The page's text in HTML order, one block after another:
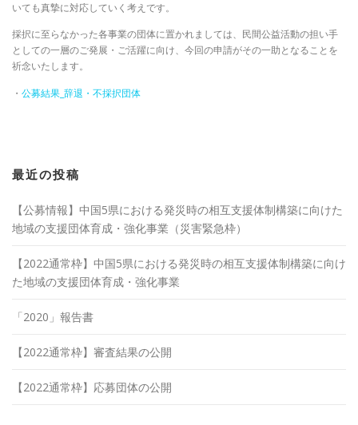
いても真摯に対応していく考えです。
採択に至らなかった各事業の団体に置かれましては、民間公益活動の担い手
としての一層のご発展・ご活躍に向け、今回の申請がその一助となることを
祈念いたします。
・ 公募結果_辞退・不採択団体
最近の投稿
【公募情報】中国5県における発災時の相互支援体制構築に向けた
地域の支援団体育成・強化事業（災害緊急枠）
【2022通常枠】中国5県における発災時の相互支援体制構築に向け
た地域の支援団体育成・強化事業
「2020」報告書
【2022通常枠】審査結果の公開
【2022通常枠】応募団体の公開